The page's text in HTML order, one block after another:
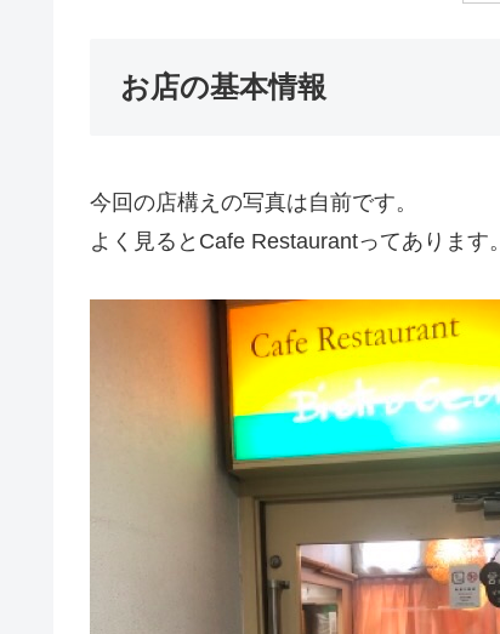
お店の基本情報
今回の店構えの写真は自前です。
よく見るとCafe Restaurantってあります。